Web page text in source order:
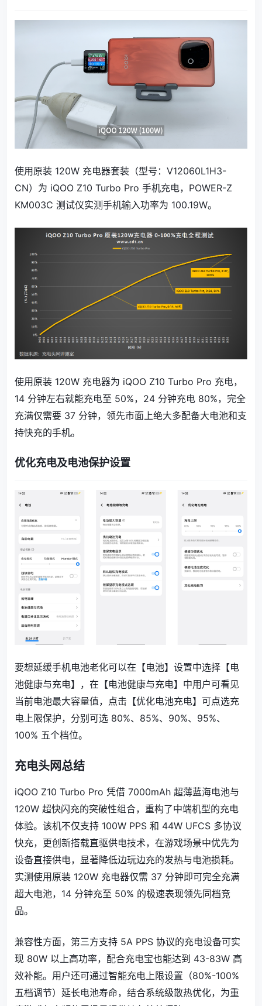
使用原装 120W 充电器套装（型号： V12060L1H3-
CN）为 iQOO Z10 Turbo Pro 手机充电，POWER-Z
KM003C 测试仪实测手机输入功率为 100.19W。
使用原装 120W 充电器为 iQOO Z10 Turbo Pro 充电，
14 分钟左右就能充电至 50%，24 分钟充电 80%，完全
充满仅需要 37 分钟，领先市面上绝大多配备大电池和支
持快充的手机。
优化充电及电池保护设置
要想延缓手机电池老化可以在【电池】设置中选择【电
池健康与充电】，在【电池健康与充电】中用户可看见
当前电池最大容量值，点击【优化电池充电】可点选充
电上限保护，分别可选 80%、85%、90%、95%、
100% 五个档位。
充电头网总结
iQOO Z10 Turbo Pro 凭借 7000mAh 超薄蓝海电池与
120W 超快闪充的突破性组合，重构了中端机型的充电
体验。该机不仅支持 100W PPS 和 44W UFCS 多协议
快充，更创新搭载直驱供电技术，在游戏场景中优先为
设备直接供电，显著降低边玩边充的发热与电池损耗。
实测使用原装 120W 充电器仅需 37 分钟即可完全充满
超大电池，14 分钟充至 50% 的极速表现领先同档竞
品。
兼容性方面，第三方支持 5A PPS 协议的充电设备可实
现 80W 以上高功率，配合充电宝也能达到 43-83W 高
效补能。用户还可通过智能充电上限设置（80%-100%
五档调节）延长电池寿命，结合系统级散热优化，为重